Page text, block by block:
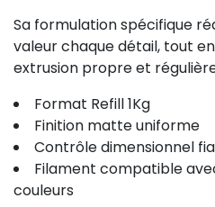
Sa formulation spécifique
valeur chaque détail, tout
extrusion propre et
Format Refill 1Kg
Finition matte uniforme
Contrôle dimensionnel
Filament compatible
couleurs